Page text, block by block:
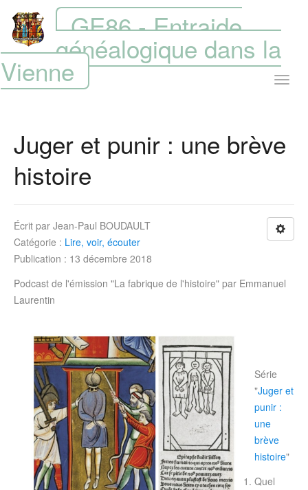
GE86 - Entraide
généalogique dans la
Vienne
Juger et punir : une brève
histoire
Écrit par Jean-Paul BOUDAULT
Catégorie : Lire, voir, écouter
Publication : 13 décembre 2018
Podcast de l'émission "La fabrique de l'histoire" par Emmanuel
Laurentin
Série
"Juger et
punir :
une
brève
histoire"
Quel